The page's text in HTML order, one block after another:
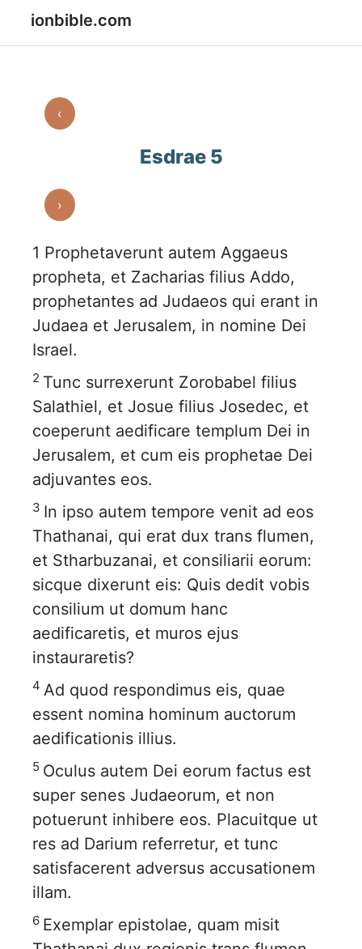
ionbible.com
‹
Esdrae 5
›
1 Prophetaverunt autem Aggaeus
propheta, et Zacharias filius Addo,
prophetantes ad Judaeos qui erant in
Judaea et Jerusalem, in nomine Dei
Israel.
2 Tunc surrexerunt Zorobabel filius
Salathiel, et Josue filius Josedec, et
coeperunt aedificare templum Dei in
Jerusalem, et cum eis prophetae Dei
adjuvantes eos.
3 In ipso autem tempore venit ad eos
Thathanai, qui erat dux trans flumen,
et Stharbuzanai, et consiliarii eorum:
sicque dixerunt eis: Quis dedit vobis
consilium ut domum hanc
aedificaretis, et muros ejus
instauraretis?
4 Ad quod respondimus eis, quae
essent nomina hominum auctorum
aedificationis illius.
5 Oculus autem Dei eorum factus est
super senes Judaeorum, et non
potuerunt inhibere eos. Placuitque ut
res ad Darium referretur, et tunc
satisfacerent adversus accusationem
illam.
6 Exemplar epistolae, quam misit